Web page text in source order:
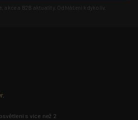
akce a B2B aktuality. Odhlášení kdykoliv.
s více než 2